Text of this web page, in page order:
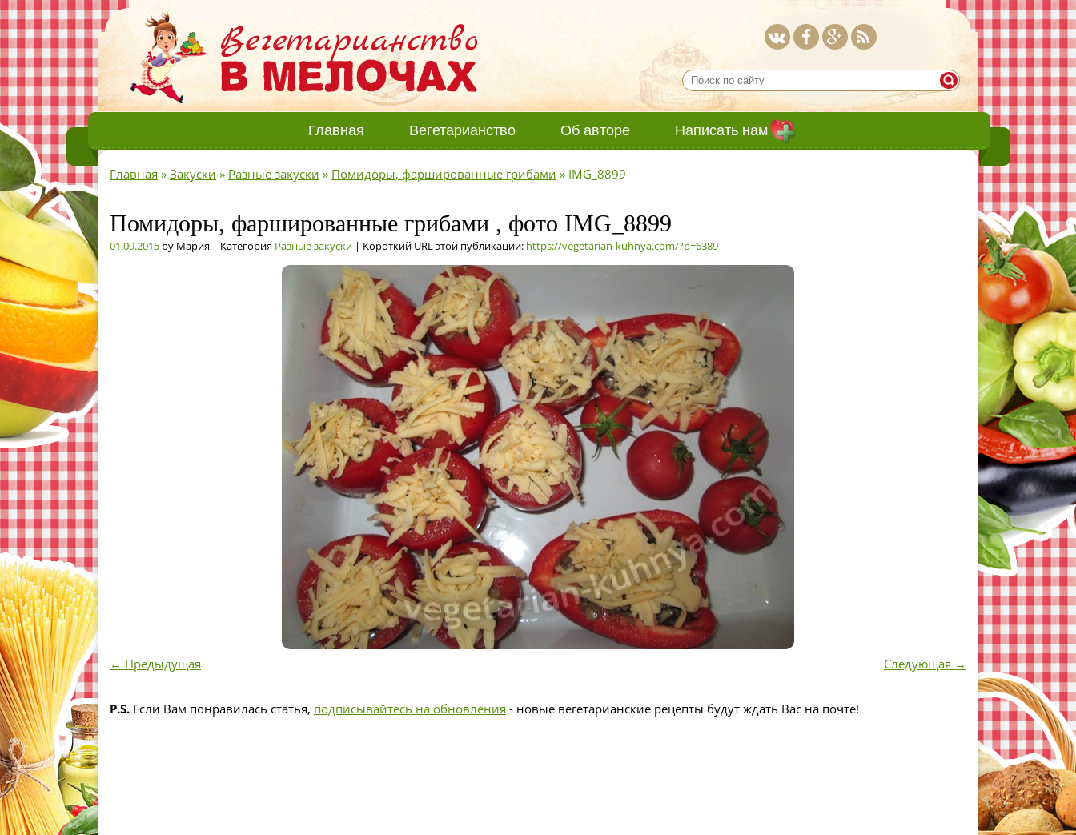
Главная Вегетарианство Об авторе Написать нам
Главная » Закуски » Разные закуски » Помидоры, фаршированные грибами » IMG_8899
Помидоры, фаршированные грибами , фото IMG_8899
01.09.2015 by Мария | Категория Разные закуски | Короткий URL этой публикации: https://vegetarian-kuhnya.com/?p=6389
← Предыдущая Следующая →
P.S. Если Вам понравилась статья, подписывайтесь на обновления - новые вегетарианские рецепты будут ждать Вас на почте!